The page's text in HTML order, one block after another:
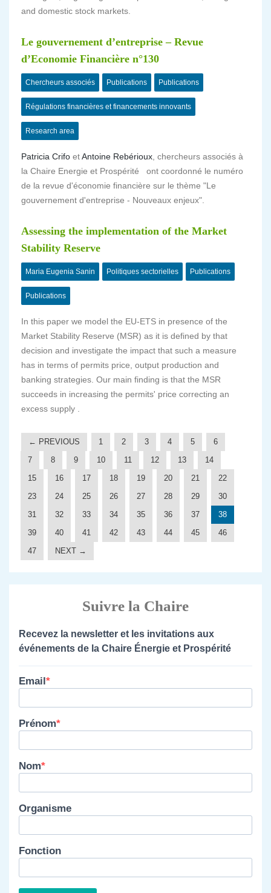
and domestic stock markets.
Le gouvernement d’entreprise – Revue
d’Economie Financière n°130
Chercheurs associés Publications Publications
Régulations financières et financements innovants
Research area
Patricia Crifo etAntoine Rebérioux , chercheurs associés à
la Chaire Energie et Prospérité ont coordonné le numéro
de la revue d'économie financière sur le thème "Le
gouvernement d'entreprise - Nouveaux enjeux".
Assessing the implementation of the Market
Stability Reserve
Maria Eugenia Sanin Politiques sectorielles Publications
Publications
In this paper we model the EU-ETS in presence of the
Market Stability Reserve (MSR) as it is defined by that
decision and investigate the impact that such a measure
has in terms of permits price, output production and
banking strategies. Our main finding is that the MSR
succeeds in increasing the permits' price correcting an
excess supply .
← PREVIOUS 1 2 3 4 5
6
7
8 9 10 11 12 13
14
15
16 17 18 19 20 21
22
23
24 25 26 27 28 29
30
31
32 33 34 35 36 37
38
39
40 41 42 43 44 45
46
47
NEXT →
Suivre la Chaire
Recevez la newsletter et les invitations aux
événements de la Chaire Énergie et Prospérité
Email
Prénom
Nom
Organisme
Fonction